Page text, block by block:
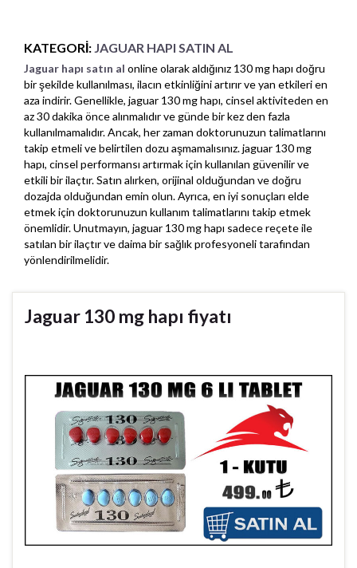
KATEGORI: JAGUAR HAPI SATIN AL
Jaguar hapı satın al online olarak aldığınız 130 mg hapı doğru
bir şekilde kullanılması, ilacın etkinliğini artırır ve yan etkileri en
aza indirir. Genellikle, jaguar 130 mg hapı, cinsel aktiviteden en
az 30 dakika önce alınmalıdır ve günde bir kez den fazla
kullanılmamalıdır. Ancak, her zaman doktorunuzun talimatlarını
takip etmeli ve belirtilen dozu aşmamalısınız. jaguar 130 mg
hapı, cinsel performansı artırmak için kullanılan güvenilir ve
etkili bir ilaçtır. Satın alırken, orijinal olduğundan ve doğru
dozajda olduğundan emin olun. Ayrıca, en iyi sonuçları elde
etmek için doktorunuzun kullanım talimatlarını takip etmek
önemlidir. Unutmayın, jaguar 130 mg hapı sadece reçete ile
satılan bir ilaçtır ve daima bir sağlık profesyoneli tarafından
yönlendirilmelidir.
Jaguar 130 mg hapı fiyatı